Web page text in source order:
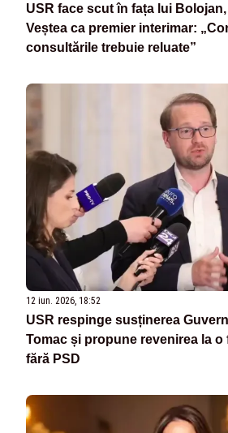
USR face scut în fața lui
Veștea ca premier interimar:
consultările trebuie reluate”
12 iun. 2026, 18:52
USR respinge susținerea
Tomac și propune revenirea la
fără PSD